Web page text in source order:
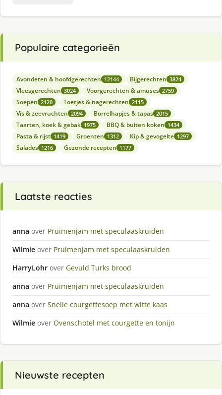
Populaire categorieën
Avondeten & hoofdgerechten 12144 Bijgerechten 3824
Vleesgerechten 3024 Voorgerechten & amuses 2759
Soepen 2120 Toetjes & nagerechten 2115
Vis & zeevruchten 2094 Borrelhapjes & tapas 2015
Taarten, koek & gebak 1975 BBQ & buiten koken 1434
Pasta & rijst 1419 Groenten 1312 Kip & gevogelte 1297
Salades 1216 Gezonde recepten 1177
Laatste reacties
anna over Pruimenjam met speculaaskruiden
Wilmie over Pruimenjam met speculaaskruiden
HarryLohr over Gevuld Turks brood
anna over Pruimenjam met speculaaskruiden
anna over Snelle courgettesoep met witte kaas
Wilmie over Ovenschotel met courgette en tonijn
Nieuwste recepten